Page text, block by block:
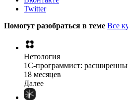
Twitter
Помогут разобраться в теме Все
Нетология
1C-программист:
18 месяцев
Далее